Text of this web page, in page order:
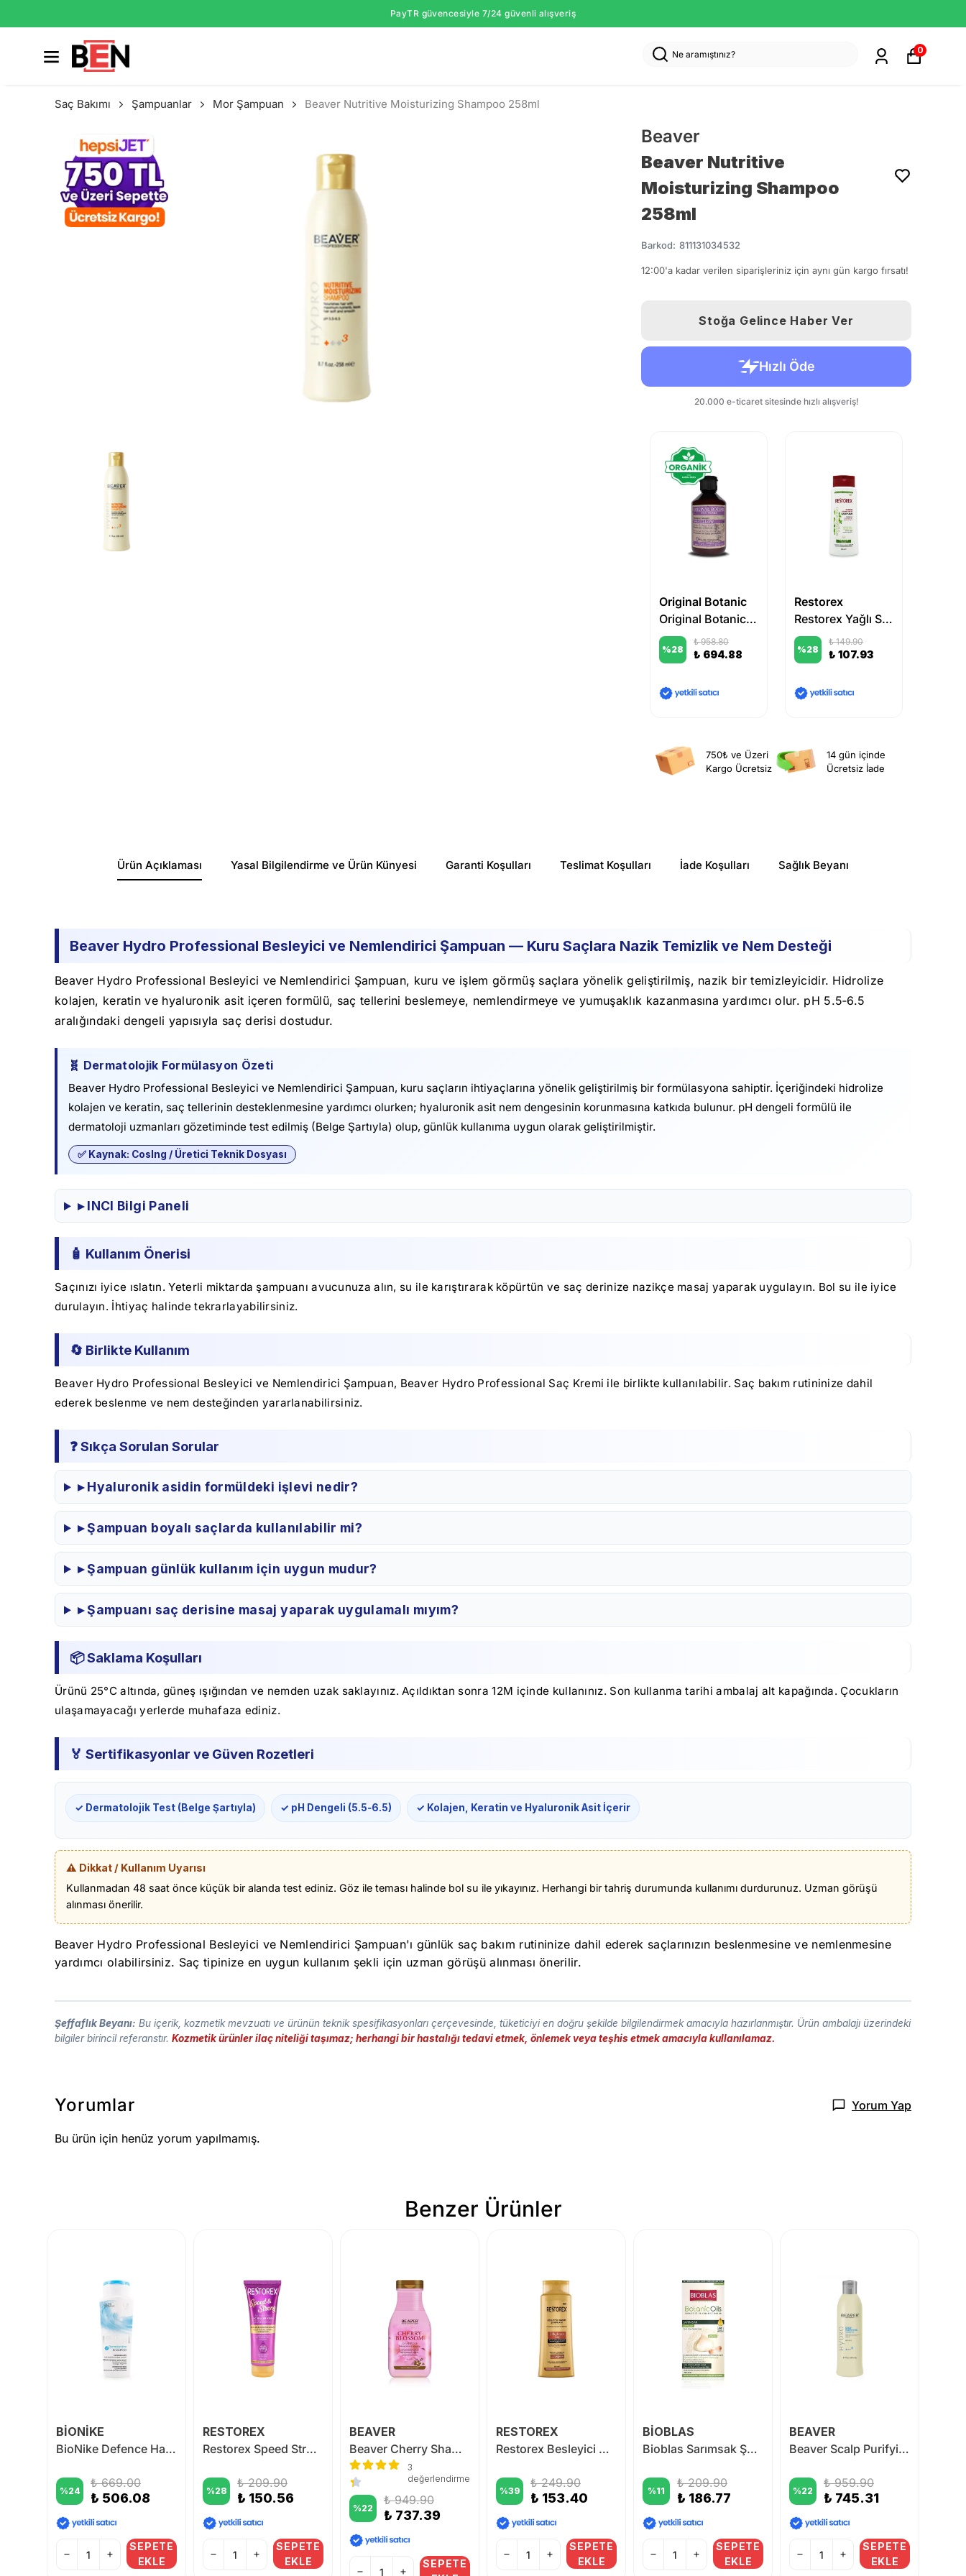
PayTR güvencesiyle 7/24 güvenli alışveriş
0
Saç Bakımı Şampuanlar Mor Şampuan Beaver Nutritive Moisturizing Shampoo 258ml
Beaver
Beaver Nutritive
Moisturizing Shampoo
258ml
Barkod: 811131034532
12:00'a kadar verilen siparişleriniz için aynı gün kargo fırsatı!
Stoğa Gelince Haber Ver
Original Botanic
Original Botanic Sarı Saçlar İçin Vegan Mor Şampuan Kadın 250 ml
%28
₺ 958.80
₺ 694.88
Restorex
Restorex Yağlı Saçlar Için Şampuan 500 ml
%28
₺ 149.90
₺ 107.93
750₺ ve Üzeri
Kargo Ücretsiz
14 gün içinde
Ücretsiz İade
Ürün Açıklaması Yasal Bilgilendirme ve Ürün Künyesi Garanti Koşulları Teslimat Koşulları İade Koşulları Sağlık Beyanı
Beaver Hydro Professional Besleyici ve Nemlendirici Şampuan — Kuru Saçlara Nazik Temizlik ve Nem Desteği
Beaver Hydro Professional Besleyici ve Nemlendirici Şampuan, kuru ve işlem görmüş saçlara yönelik geliştirilmiş, nazik bir temizleyicidir. Hidrolize
kolajen, keratin ve hyaluronik asit içeren formülü, saç tellerini beslemeye, nemlendirmeye ve yumuşaklık kazanmasına yardımcı olur. pH 5.5‑6.5
aralığındaki dengeli yapısıyla saç derisi dostudur.
🧬 Dermatolojik Formülasyon Özeti
Beaver Hydro Professional Besleyici ve Nemlendirici Şampuan, kuru saçların ihtiyaçlarına yönelik geliştirilmiş bir formülasyona sahiptir. İçeriğindeki hidrolize
kolajen ve keratin, saç tellerinin desteklenmesine yardımcı olurken; hyaluronik asit nem dengesinin korunmasına katkıda bulunur. pH dengeli formülü ile
dermatoloji uzmanları gözetiminde test edilmiş (Belge Şartıyla) olup, günlük kullanıma uygun olarak geliştirilmiştir.
✅ Kaynak: CosIng / Üretici Teknik Dosyası
▸ INCI Bilgi Paneli
🧴 Kullanım Önerisi
Saçınızı iyice ıslatın. Yeterli miktarda şampuanı avucunuza alın, su ile karıştırarak köpürtün ve saç derinize nazikçe masaj yaparak uygulayın. Bol su ile iyice
durulayın. İhtiyaç halinde tekrarlayabilirsiniz.
🔄 Birlikte Kullanım
Beaver Hydro Professional Besleyici ve Nemlendirici Şampuan, Beaver Hydro Professional Saç Kremi ile birlikte kullanılabilir. Saç bakım rutininize dahil
ederek beslenme ve nem desteğinden yararlanabilirsiniz.
❓ Sıkça Sorulan Sorular
▸ Hyaluronik asidin formüldeki işlevi nedir?
▸ Şampuan boyalı saçlarda kullanılabilir mi?
▸ Şampuan günlük kullanım için uygun mudur?
▸ Şampuanı saç derisine masaj yaparak uygulamalı mıyım?
📦 Saklama Koşulları
Ürünü 25°C altında, güneş ışığından ve nemden uzak saklayınız. Açıldıktan sonra 12M içinde kullanınız. Son kullanma tarihi ambalaj alt kapağında. Çocukların
ulaşamayacağı yerlerde muhafaza ediniz.
🏅 Sertifikasyonlar ve Güven Rozetleri
✓ Dermatolojik Test (Belge Şartıyla) ✓ pH Dengeli (5.5‑6.5) ✓ Kolajen, Keratin ve Hyaluronik Asit İçerir
⚠️ Dikkat / Kullanım Uyarısı
Kullanmadan 48 saat önce küçük bir alanda test ediniz. Göz ile teması halinde bol su ile yıkayınız. Herhangi bir tahriş durumunda kullanımı durdurunuz. Uzman görüşü
alınması önerilir.
Beaver Hydro Professional Besleyici ve Nemlendirici Şampuan'ı günlük saç bakım rutininize dahil ederek saçlarınızın beslenmesine ve nemlenmesine
yardımcı olabilirsiniz. Saç tipinize en uygun kullanım şekli için uzman görüşü alınması önerilir.
Şeffaflık Beyanı: Bu içerik, kozmetik mevzuatı ve ürünün teknik spesifikasyonları çerçevesinde, tüketiciyi en doğru şekilde bilgilendirmek amacıyla hazırlanmıştır. Ürün ambalajı üzerindeki
bilgiler birincil referanstır. Kozmetik ürünler ilaç niteliği taşımaz; herhangi bir hastalığı tedavi etmek, önlemek veya teşhis etmek amacıyla kullanılamaz.
Yorumlar Yorum Yap
Bu ürün için henüz yorum yapılmamış.
Benzer Ürünler
BİONİKE
BioNike Defence Hair Dermosoothing Ultra Gentle Shampoo 200 ml
%24
₺ 669.00
₺ 506.08
SEPETE
EKLE
RESTOREX
Restorex Speed Strong Saç Bakım Kremi 250 ml
%28
₺ 209.90
₺ 150.56
SEPETE
EKLE
BEAVER
Beaver Cherry Shampoo 350 ml
3
değerlendirme
%22
₺ 949.90
₺ 737.39
SEPETE
RESTOREX
Restorex Besleyici Bakım 7 Besleyici Yağlı Şampuan 500 ml
%39
₺ 249.90
₺ 153.40
SEPETE
EKLE
BİOBLAS
Bioblas Sarımsak Şampuanı Tüm Saç Tipleri İçin (Kokusuz) 360ml
%11
₺ 209.90
₺ 186.77
SEPETE
EKLE
BEAVER
Beaver Scalp Purifying Shampoo 258 ml
%22
₺ 959.90
₺ 745.31
SEPETE
EKLE